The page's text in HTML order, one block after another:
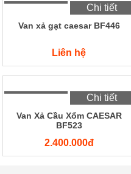
Chi tiết
Van xả gạt caesar BF446
Liên hệ
Chi tiết
Van Xả Cầu Xổm CAESAR
BF523
2.400.000đ
Hotline